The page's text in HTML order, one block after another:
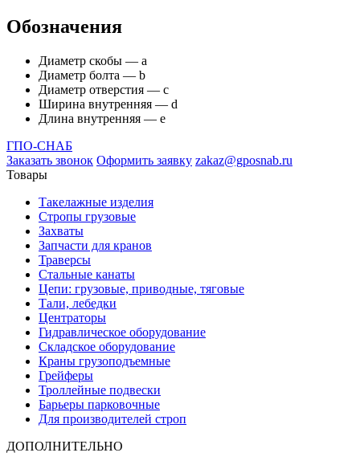
Обозначения
Диаметр скобы — а
Диаметр болта — b
Диаметр отверстия — с
Ширина внутренняя — d
Длина внутренняя — е
ГПО-СНАБ
Заказать звонок Оформить заявку zakaz@gposnab.ru
Товары
Такелажные изделия
Стропы грузовые
Захваты
Запчасти для кранов
Траверсы
Стальные канаты
Цепи: грузовые, приводные, тяговые
Тали, лебедки
Центраторы
Гидравлическое оборудование
Складское оборудование
Краны грузоподъемные
Грейферы
Троллейные подвески
Барьеры парковочные
Для производителей строп
ДОПОЛНИТЕЛЬНО